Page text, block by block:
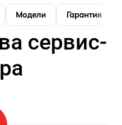
Модели Гарантия
сервис-